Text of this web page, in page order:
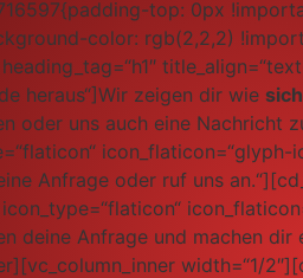
top: 0px
color: rgb(2,2,2)
heraus“]Wir zeigen dir wie
oder uns auch eine Nachricht
icon_flaticon=“glyph-
Anfrage oder ruf uns
deine Anfrage und machen
width=“1/